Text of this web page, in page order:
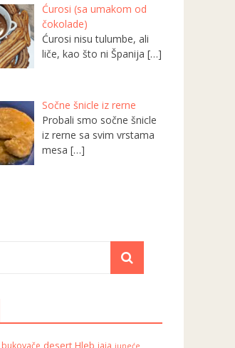
Ćurosi (sa umakom od
čokolade)
Ćurosi nisu tulumbe, ali
liče, kao što ni Španija […]
Sočne šnicle iz rerne
Probali smo sočne šnicle
iz rerne sa svim vrstama
mesa […]
desert Hleb juneće